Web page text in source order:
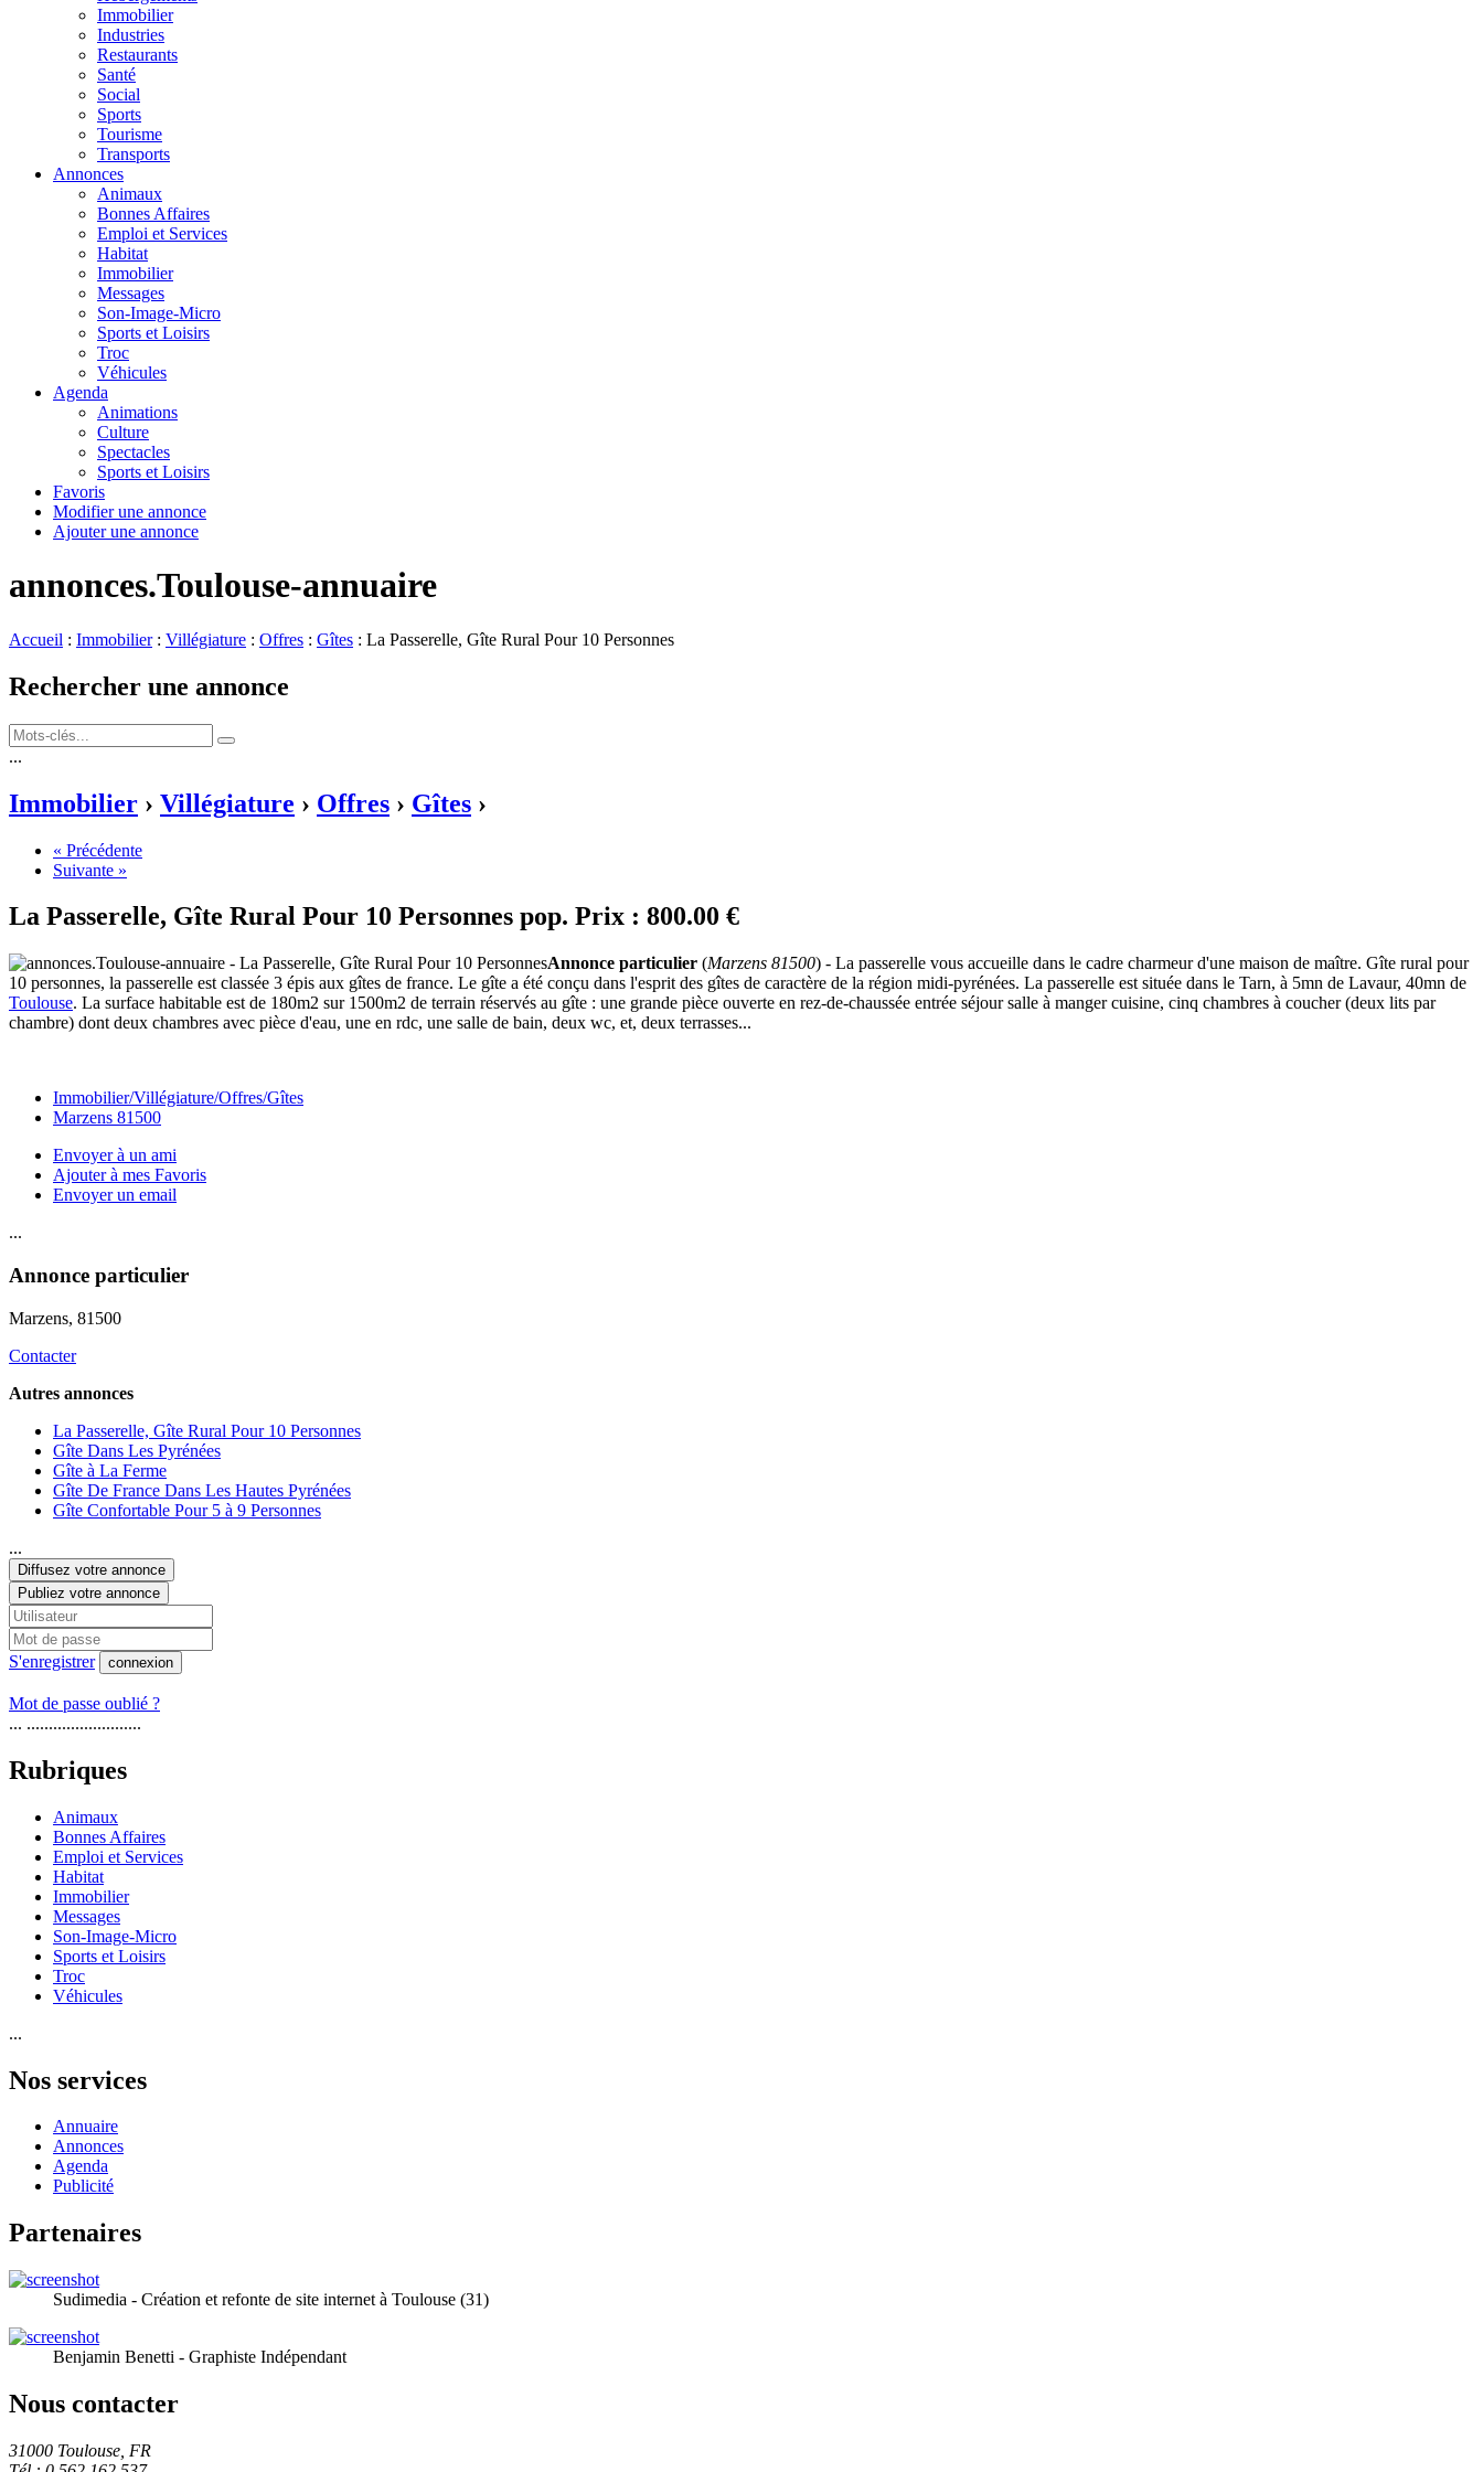
Immobilier
Industries
Restaurants
Santé
Social
Sports
Tourisme
Transports
Annonces
Animaux
Bonnes Affaires
Emploi et Services
Habitat
Immobilier
Messages
Son-Image-Micro
Sports et Loisirs
Troc
Véhicules
Agenda
Animations
Culture
Spectacles
Sports et Loisirs
Favoris
Modifier une annonce
Ajouter une annonce
annonces.Toulouse-annuaire
Accueil : Immobilier: Villégiature : Offres : Gîtes : La Passerelle, Gîte Rural Pour 10 Personnes
Rechercher une annonce
...
Immobilier › Villégiature › Offres › Gîtes ›
« Précédente
Suivante »
La Passerelle, Gîte Rural Pour 10 Personnes pop. Prix : 800.00 €
Annonce particulier (Marzens 81500) - La passerelle vous accueille dans le cadre charmeur d'une maison de maître. Gîte rural pour
10 personnes, la passerelle est classée 3 épis aux gîtes de france. Le gîte a été conçu dans l'esprit des gîtes de caractère de la région midi-pyrénées. La passerelle est située dans le Tarn, à 5mn de Lavaur, 40mn de
Toulouse. La surface habitable est de 180m2 sur 1500m2 de terrain réservés au gîte : une grande pièce ouverte en rez-de-chaussée entrée séjour salle à manger cuisine, cinq chambres à coucher (deux lits par
chambre) dont deux chambres avec pièce d'eau, une en rdc, une salle de bain, deux wc, et, deux terrasses...
Immobilier/Villégiature/Offres/Gîtes
Marzens 81500
Envoyer à un ami
Ajouter à mes Favoris
Envoyer un email
...
Annonce particulier
Marzens, 81500
Contacter
Autres annonces
La Passerelle, Gîte Rural Pour 10 Personnes
Gîte Dans Les Pyrénées
Gîte à La Ferme
Gîte De France Dans Les Hautes Pyrénées
Gîte Confortable Pour 5 à 9 Personnes
...
Diffusez votre annonce
Publiez votre annonce
S'enregistrer connexion
Mot de passe oublié ?
... ..........................
Rubriques
Animaux
Bonnes Affaires
Emploi et Services
Habitat
Immobilier
Messages
Son-Image-Micro
Sports et Loisirs
Troc
Véhicules
...
Nos services
Annuaire
Annonces
Agenda
Publicité
Partenaires
Sudimedia - Création et refonte de site internet à Toulouse (31)
Benjamin Benetti - Graphiste Indépendant
Nous contacter
31000 Toulouse, FR